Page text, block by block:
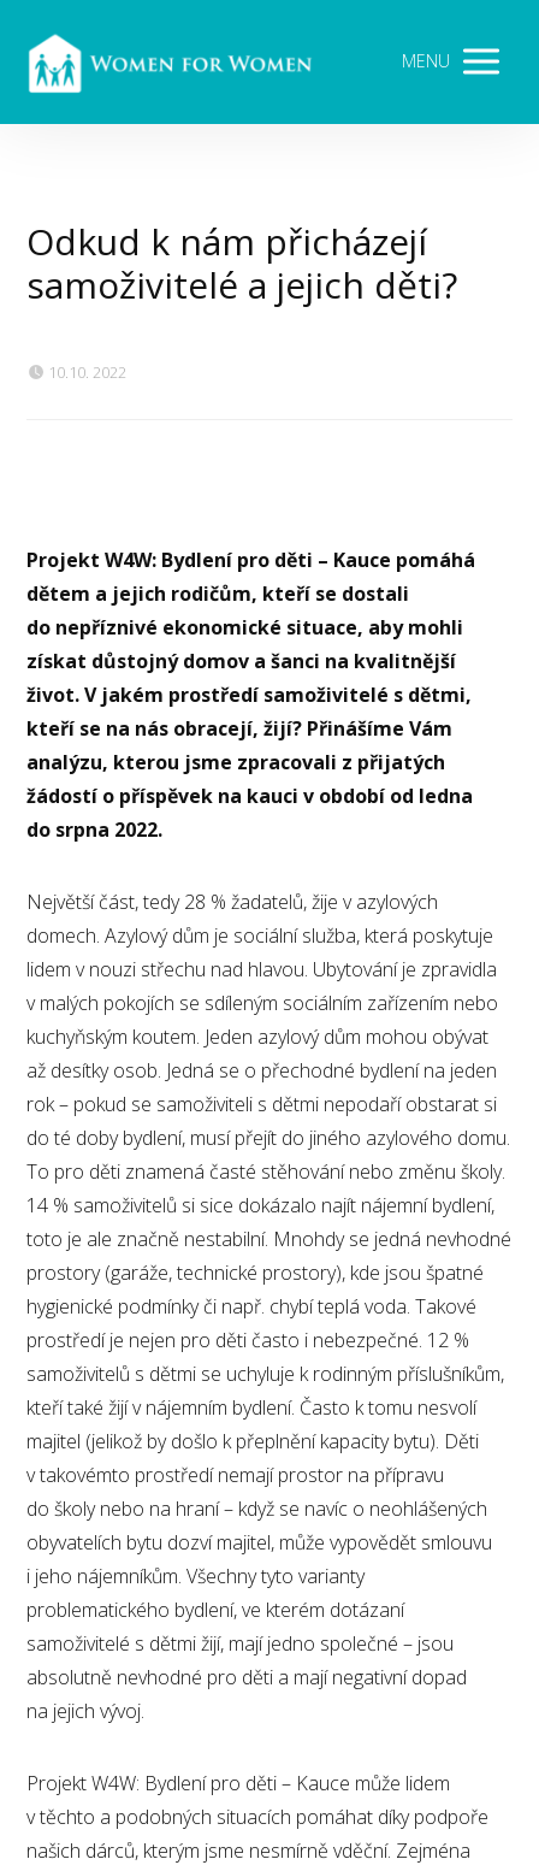
MENU
Odkud k nám přicházejí
samoživitelé a jejich děti?
10.10. 2022
Projekt W4W: Bydlení pro děti – Kauce pomáhá
dětem a jejich rodičům, kteří se dostali
do nepříznivé ekonomické situace, aby mohli
získat důstojný domov a šanci na kvalitnější
život. V jakém prostředí samoživitelé s dětmi,
kteří se na nás obracejí, žijí? Přinášíme Vám
analýzu, kterou jsme zpracovali z přijatých
žádostí o příspěvek na kauci v období od ledna
do srpna 2022.
Největší část, tedy 28 % žadatelů, žije v azylových
domech. Azylový dům je sociální služba, která poskytuje
lidem v nouzi střechu nad hlavou. Ubytování je zpravidla
v malých pokojích se sdíleným sociálním zařízením nebo
kuchyňským koutem. Jeden azylový dům mohou obývat
až desítky osob. Jedná se o přechodné bydlení na jeden
rok – pokud se samoživiteli s dětmi nepodaří obstarat si
do té doby bydlení, musí přejít do jiného azylového domu.
To pro děti znamená časté stěhování nebo změnu školy.
14 % samoživitelů si sice dokázalo najít nájemní bydlení,
toto je ale značně nestabilní. Mnohdy se jedná nevhodné
prostory (garáže, technické prostory), kde jsou špatné
hygienické podmínky či např. chybí teplá voda. Takové
prostředí je nejen pro děti často i nebezpečné. 12 %
samoživitelů s dětmi se uchyluje k rodinným příslušníkům,
kteří také žijí v nájemním bydlení. Často k tomu nesvolí
majitel (jelikož by došlo k přeplnění kapacity bytu). Děti
v takovémto prostředí nemají prostor na přípravu
do školy nebo na hraní – když se navíc o neohlášených
obyvatelích bytu dozví majitel, může vypovědět smlouvu
i jeho nájemníkům. Všechny tyto varianty
problematického bydlení, ve kterém dotázaní
samoživitelé s dětmi žijí, mají jedno společné – jsou
absolutně nevhodné pro děti a mají negativní dopad
na jejich vývoj.
Projekt W4W: Bydlení pro děti – Kauce může lidem
v těchto a podobných situacích pomáhat díky podpoře
našich dárců, kterým jsme nesmírně vděční. Zejména